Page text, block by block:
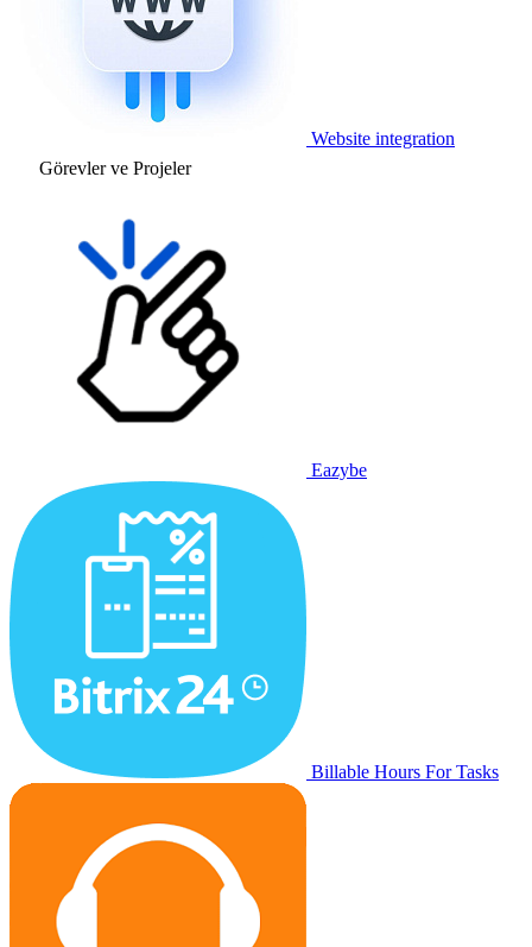
Website integration
Görevler ve Projeler
Eazybe
Billable Hours For Tasks